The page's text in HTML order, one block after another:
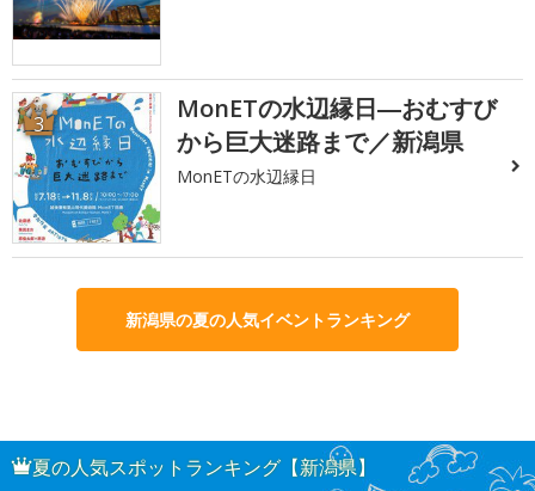
3
MonETの水辺縁日―おむすび
から巨大迷路まで／新潟県
MonETの水辺縁日
新潟県の夏の人気イベントランキング
夏の人気スポットランキング【新潟県】